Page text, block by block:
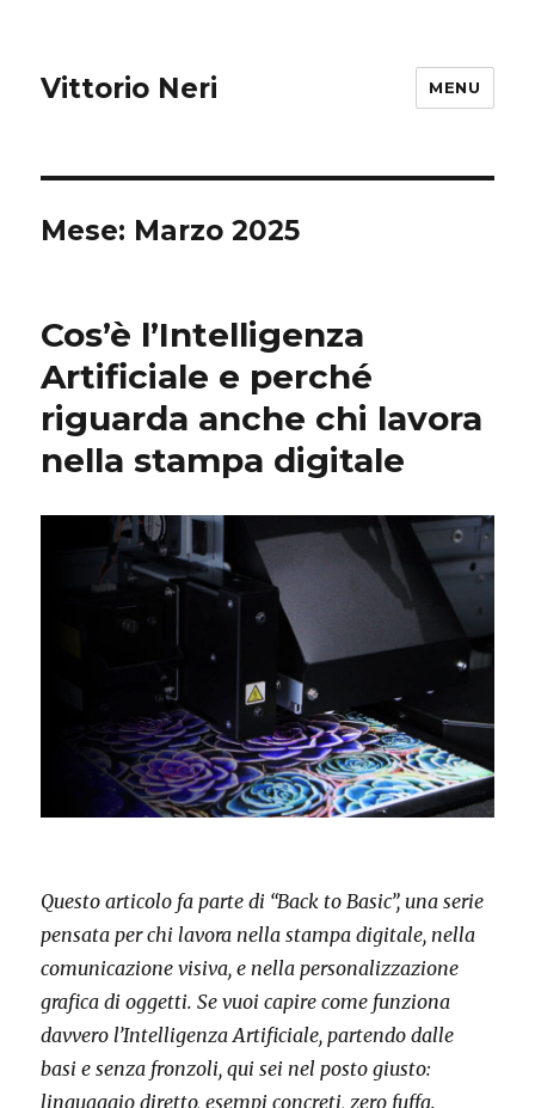
Vittorio Neri MENU
Mese: Marzo 2025
Cos’è l’Intelligenza
Artificiale e perché
riguarda anche chi lavora
nella stampa digitale
Questo articolo fa parte di “Back to Basic”, una serie
pensata per chi lavora nella stampa digitale, nella
comunicazione visiva, e nella personalizzazione
grafica di oggetti.Se vuoi capire come funziona
davvero l’Intelligenza Artificiale, partendo dalle
basi e senza fronzoli, qui sei nel posto giusto:
linguaggio diretto, esempi concreti, zero fuffa.